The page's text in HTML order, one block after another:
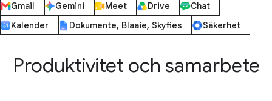
Gmail
Gemini Meet Drive
Chat
Kalender
Dokumente, Blaaie, Skyfies Säkerhet
Produktivitet och samarbete